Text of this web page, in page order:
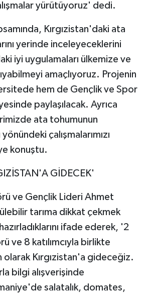
yürütüyoruz' dedi.
Kırgızistan'daki ata
yerinde inceleyeceklerini
iyi uygulamaları ülkemize ve
amaçlıyoruz. Projenin
hem de Gençlik ve Spor
paylaşılacak. Ayrıca
ata tohumunun
yönündeki çalışmalarımızı
konuştu.
GİDECEK'
ve Gençlik Lideri Ahmet
tarıma dikkat çekmek
ifade ederek, '2
ve 8 katılımcıyla birlikte
Kırgızistan'a gideceğiz.
bilgi alışverişinde
salatalık, domates,